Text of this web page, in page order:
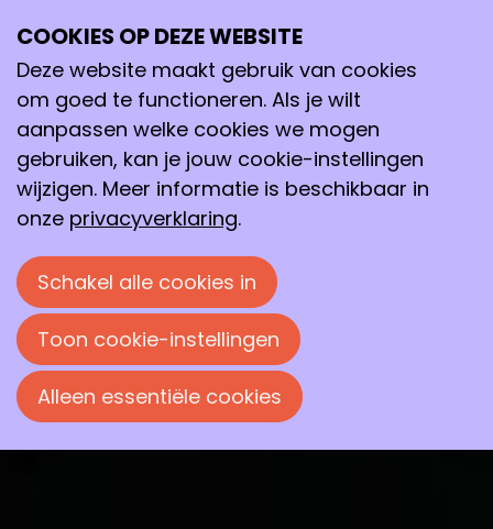
Suiker is niet altijd slecht voor je, want glucose is
essentieel voor ons lichaam als brandstof.
Christian Büll maakt in het laboratorium een
verzameling suikermoleculen om hun positieve
effecten te bestuderen op het immuunsysteem
en de darmflora.
Frans Koeman
14 april 2026 om 09:30
COOKIES OP DEZE WEBSITE
Deze website maakt gebruik van cookies
om goed te functioneren. Als je wilt
aanpassen welke cookies we mogen
gebruiken, kan je jouw cookie-instellingen
wijzigen. Meer informatie is beschikbaar in
onze privacyverklaring.
Schakel alle cookies in
Toon cookie-instellingen
Alleen essentiële cookies